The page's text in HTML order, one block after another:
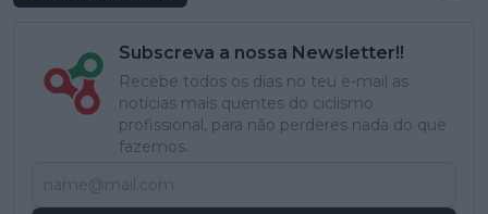
Subscreva a nossa Newsletter!!
Recebe todos os dias no teu e-mail as
notícias mais quentes do ciclismo
profissional, para não perderes nada do que
fazemos.